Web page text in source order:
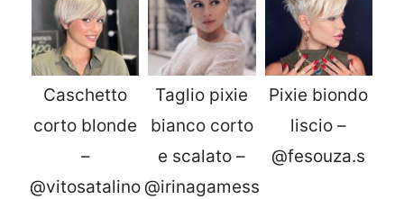
Caschetto
corto blonde
–
@vitosatalino
Taglio pixie
bianco corto
e scalato –
@irinagamess
Pixie biondo
liscio –
@fesouza.s